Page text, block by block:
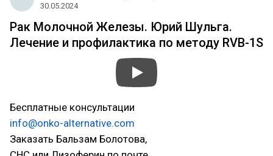
30.05.2024
Рак Молочной Железы. Юрий Шульга.
Лечение и профилактика по методу RVB-1S
Бесплатные консультации
info@onko-alternative.com
Заказать Бальзам Болотова,